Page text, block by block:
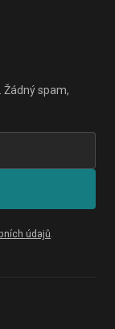
Žádný spam,
údajů.
který jsme ti